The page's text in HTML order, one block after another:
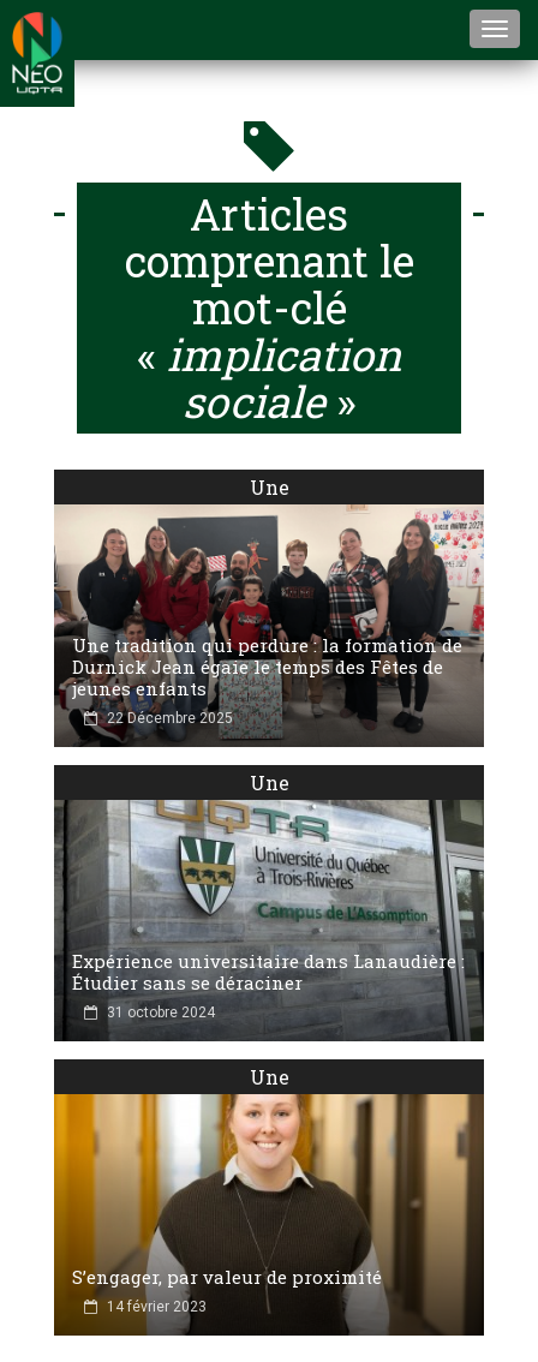
Articles
comprenant le
mot-clé
« implication
sociale»
Une
Une tradition qui perdure : la formation de
Durnick Jean égaie le temps des Fêtes de
jeunes enfants
22 Décembre 2025
Une
Expérience universitaire dans Lanaudière :
Étudier sans se déraciner
31 octobre 2024
Une
S’engager, par valeur de proximité
14 février 2023